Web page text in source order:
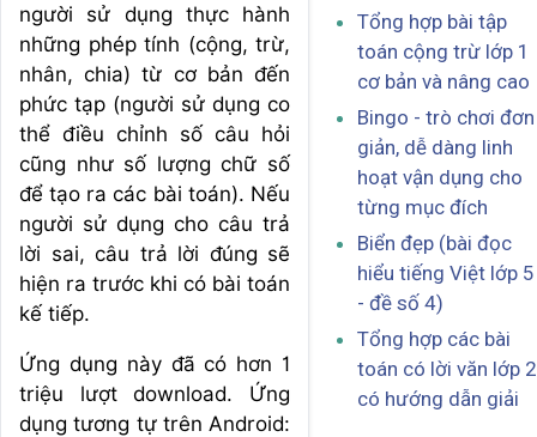
người sử dụng thực hành
những phép tính (cộng, trừ,
nhân, chia) từ cơ bản đến
phức tạp (người sử dụng co
thể điều chỉnh số câu hỏi
cũng như số lượng chữ số
để tạo ra các bài toán). Nếu
người sử dụng cho câu trả
lời sai, câu trả lời đúng sẽ
hiện ra trước khi có bài toán
kế tiếp.
Ứng dụng này đã có hơn 1
triệu lượt download. Ứng
dụng tương tự trên Android:
Tổng hợp bài tập
toán cộng trừ lớp 1
cơ bản và nâng cao
Bingo - trò chơi đơn
giản, dễ dàng linh
hoạt vận dụng cho
từng mục đích
Biển đẹp (bài đọc
hiểu tiếng Việt lớp 5
- đề số 4)
Tổng hợp các bài
toán có lời văn lớp 2
có hướng dẫn giải